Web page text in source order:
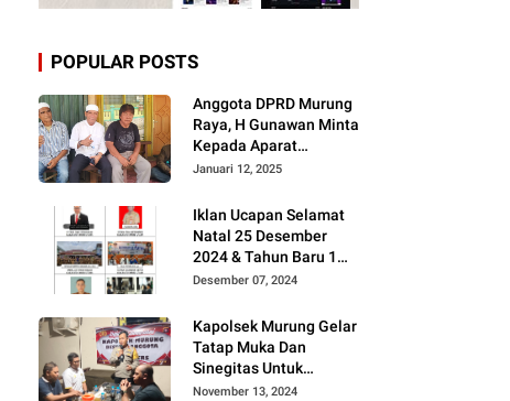
POPULAR POSTS
Anggota DPRD Murung
Raya, H Gunawan Minta
Kepada Aparat
Berantas judi dan
Instruksi Presiden RI
Januari 12, 2025
Iklan Ucapan Selamat
Natal 25 Desember
2024 & Tahun Baru 1
Januari 2025
Desember 07, 2024
Kapolsek Murung Gelar
Tatap Muka Dan
Sinegitas Untuk
Menjaga Situasi
November 13, 2024